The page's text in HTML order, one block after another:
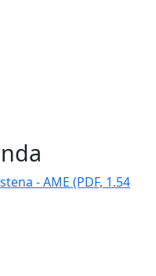
- AME (PDF, 1.54